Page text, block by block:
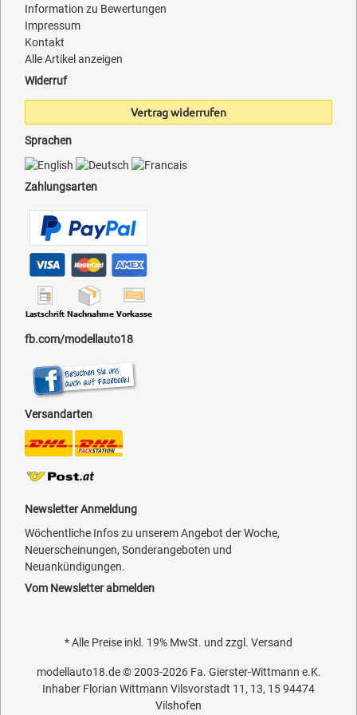
Information zu Bewertungen
Impressum
Kontakt
Alle Artikel anzeigen
Widerruf
Vertrag widerrufen
Sprachen
Zahlungsarten
fb.com/modellauto18
Versandarten
Newsletter Anmeldung
Wöchentliche Infos zu unserem Angebot der Woche,
Neuerscheinungen, Sonderangeboten und
Neuankündigungen.
Vom Newsletter abmelden
* Alle Preise inkl. 19% MwSt. und zzgl. Versand
modellauto18.de© 2003-2026 Fa. Gierster-Wittmann e.K.
Inhaber Florian Wittmann Vilsvorstadt 11, 13, 15 94474
Vilshofen